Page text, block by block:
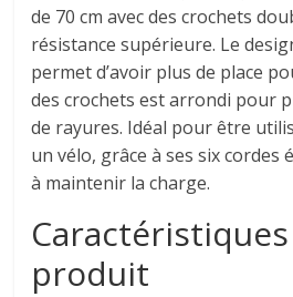
de 70 cm avec des crochets
résistance supérieure. Le
permet d’avoir plus de place
des crochets est arrondi pour
de rayures. Idéal pour être
un vélo, grâce à ses six cordes
à maintenir la charge.
produit